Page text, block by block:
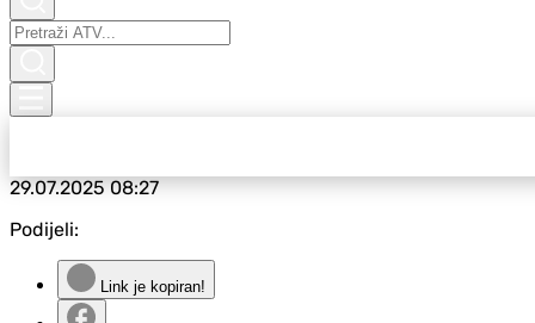
29.07.202508:27
Podijeli:
Link je kopiran!